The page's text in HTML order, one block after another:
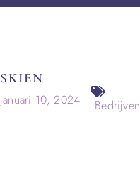
SKIEN
januari 10, 2024
Bedrijven